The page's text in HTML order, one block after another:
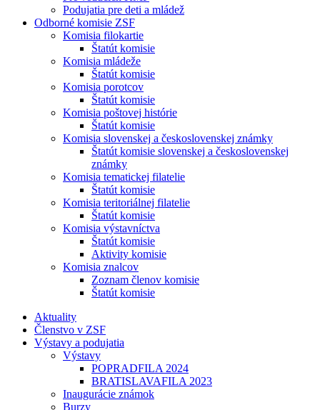
Podujatia pre deti a mládež
Odborné komisie ZSF
Komisia filokartie
Štatút komisie
Komisia mládeže
Štatút komisie
Komisia porotcov
Štatút komisie
Komisia poštovej histórie
Štatút komisie
Komisia slovenskej a československej známky
Štatút komisie slovenskej a československej
známky
Komisia tematickej filatelie
Štatút komisie
Komisia teritoriálnej filatelie
Štatút komisie
Komisia výstavníctva
Štatút komisie
Aktivity komisie
Komisia znalcov
Zoznam členov komisie
Štatút komisie
Aktuality
Členstvo v ZSF
Výstavy a podujatia
Výstavy
POPRADFILA 2024
BRATISLAVAFILA 2023
Inaugurácie známok
Burzy